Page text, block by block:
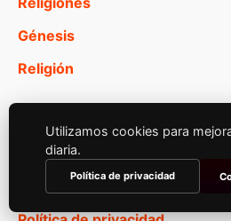
Génesis
Religión
PÁGINA WEB
Inicio
Utilizamos cookies para
diaria.
Política de privacidad